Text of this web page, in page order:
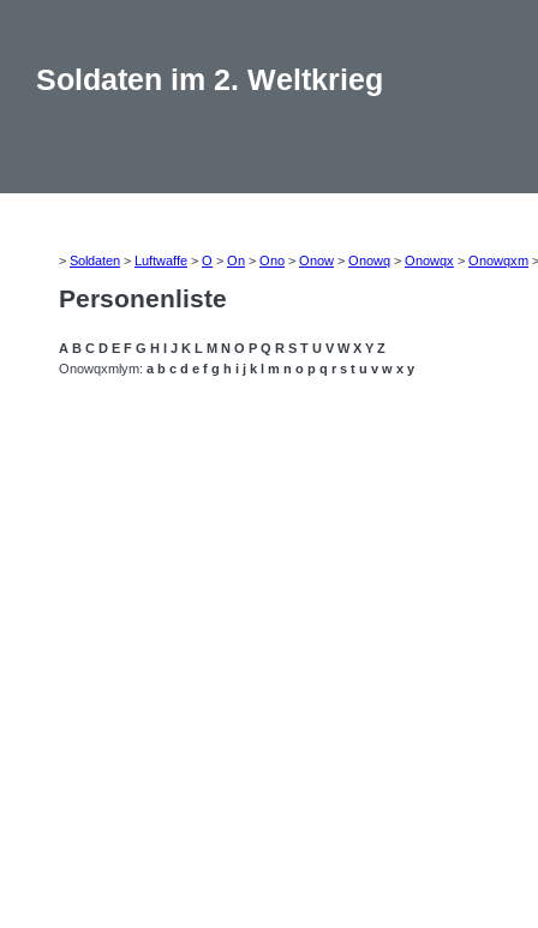
Soldaten im 2. Weltkrieg
> Soldaten > Luftwaffe > O > On > Ono > Onow > Onowq > Onowqx > Onowqxm
Personenliste
A B C D E F G H I J K L M N O P Q R S T U V W X Y Z
Onowqxmlym: a b c d e f g h i j k l m n o p q r s t u v w x y